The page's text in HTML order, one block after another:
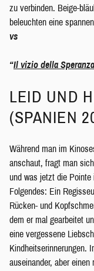
zu verbinden. Beige-
beleuchten eine
vs
“Il vizio della Speranza
LEID UND
(SPANIEN
Während man im
anschaut, fragt man
und was jetzt die
Folgendes: Ein
Rücken- und
dem er mal gearbeitet
eine vergessene
Kindheitserinnerungen.
auseinander, aber